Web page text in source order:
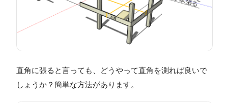
直角に張ると言っても、どうやって直角を測れば良いで
しょうか？簡単な方法があります。